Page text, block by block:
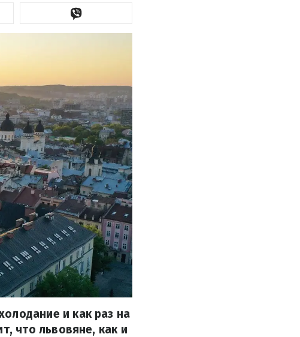
и как раз на
что львовяне, как и